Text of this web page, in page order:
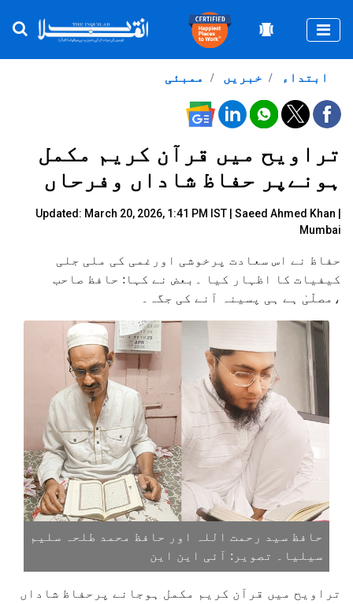
ممبئی خبریں ابتداء
تراویح میں قرآن کریم مکمل
ہونےپر حفاظ شاداں وفرحاں
Updated: March 20, 2026, 1:41 PM IST | Saeed Ahmed Khan
Mumbai
حفاظ نے اس سعادت پرخوشی اورغمی کی ملی جلی
کیفیات کا اظہار کیا ۔بعض نے کہا: حافظ صاحب
،مصلّیٰ ہے ہی پسینہ آنے کی جگہ۔
حافظ سید رحمت اللہ اور حافظ محمد طلحہ سلیم
سیلیا۔ تصویر: آئی این این
تراویح میں قرآن کریم مکمل ہوجانے پرحفاظ شاداں